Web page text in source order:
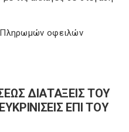
Πληρωμών οφειλών
ΔΙΑΤΑΞΕΙΣ ΤΟΥ
ΕΠΙ ΤΟΥ